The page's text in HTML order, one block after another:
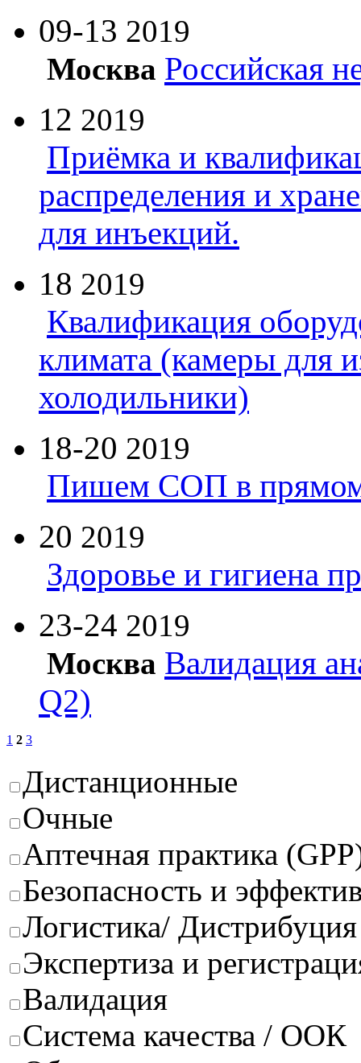
09-13 2019
Москва Российская
12 2019
Приёмка и
распределения и
для инъекций.
18 2019
Квалификация
климата (камеры для
холодильники)
18-20 2019
Пишем СОП в
20 2019
Здоровье и гигиена
23-24 2019
Москва Валидация
Q2)
1 2 3
Дистанционные
Очные
Аптечная практика
Безопасность и
Логистика/
Экспертиза и
Валидация
Система качества / ООК